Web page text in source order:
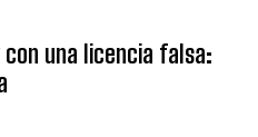
con una licencia falsa: